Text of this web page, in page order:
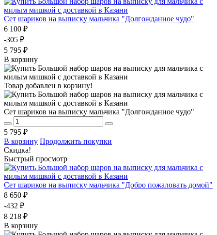
Сет шариков на выписку мальчика "Долгожданное чудо"
6 100 ₽
-305 ₽
5 795 ₽
В корзину
Товар добавлен в корзину!
Сет шариков на выписку мальчика "Долгожданное чудо"
5 795 ₽
В корзину Продолжить покупки
Скидка!
Быстрый просмотр
Сет шариков на выписку мальчика "Добро пожаловать домой"
8 650 ₽
-432 ₽
8 218 ₽
В корзину